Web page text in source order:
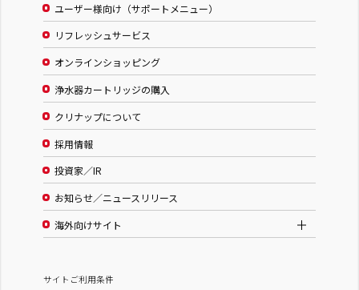
ユーザー様向け（サポートメニュー）
リフレッシュサービス
オンラインショッピング
浄水器カートリッジの購入
クリナップについて
採用情報
投資家／IR
お知らせ／ニュースリリース
海外向けサイト
サイトご利用条件